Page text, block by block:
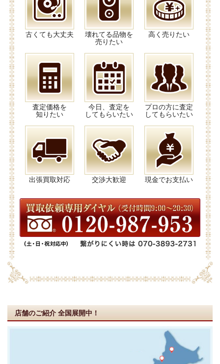
古くても大丈夫
壊れてる品物を
売りたい
高く売りたい
査定価格を
知りたい
今日、査定を
してもらいたい
プロの方に査定
してもらいたい
出張買取対応 交渉大歓迎 現金でお支払い
店舗のご紹介 全国展開中！